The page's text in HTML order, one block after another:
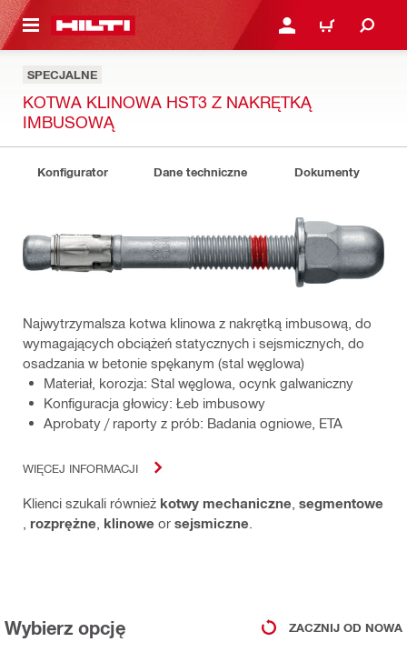
GŁÓWNEJ ZALOGUJ SIĘ LUB
KOSZYK
SPECJALNE
KOTWA KLINOWA HST3 Z NAKRĘTKĄ
IMBUSOWĄ
Konfigurator Dane techniczne Dokumenty
Najwytrzymalsza kotwa klinowa z nakrętką imbusową, do
wymagających obciążeń statycznych i sejsmicznych, do
osadzania w betonie spękanym (stal węglowa)
Materiał, korozja: Stal węglowa, ocynk galwaniczny
Konfiguracja głowicy: Łeb imbusowy
Aprobaty / raporty z prób: Badania ogniowe, ETA
WIĘCEJ INFORMACJI
Klienci szukali również kotwy mechaniczne segmentowe
rozprężne klinowe or sejsmiczne
Wybierz opcję ZACZNIJ OD NOWA